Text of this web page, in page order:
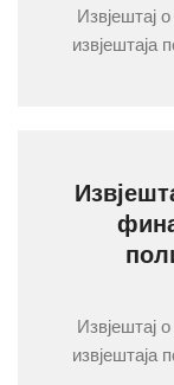
Извјештај
извјештаја
Извјештај
извјештаја